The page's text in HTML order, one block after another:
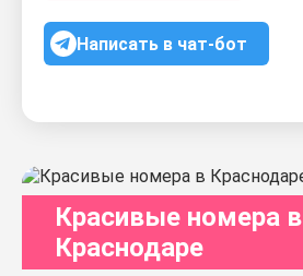
Написать в чат-бот
Красивые номера в
Краснодаре